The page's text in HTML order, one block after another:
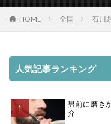
HOME 全国 石川
人気記事ランキング
男前に磨き
介